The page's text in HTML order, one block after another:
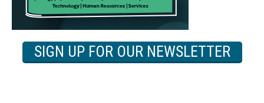
SIGN UP FOR OUR NEWSLETTER